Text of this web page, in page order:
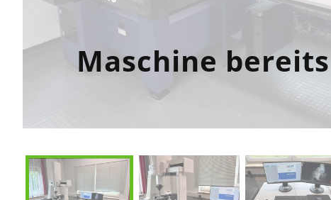
Maschine